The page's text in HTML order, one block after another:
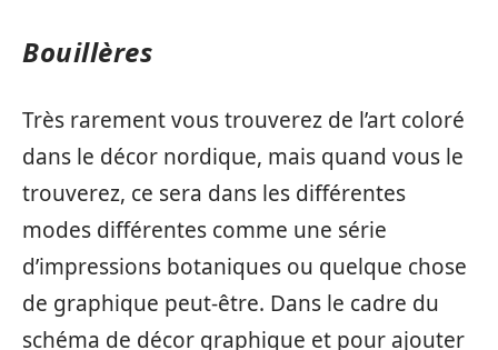
Bouillères
Très rarement vous trouverez de l’art coloré
dans le décor nordique, mais quand vous le
trouverez, ce sera dans les différentes
modes différentes comme une série
d’impressions botaniques ou quelque chose
de graphique peut-être. Dans le cadre du
schéma de décor graphique et pour ajouter